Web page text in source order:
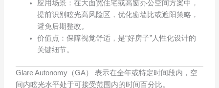
应用场景：在大面宽住宅或高窗办公空间方案中，
提前识别眩光高风险区，优化窗墙比或遮阳策略，
避免后期整改。
价值点：保障视觉舒适，是“好房子”人性化设计的
关键细节。
Glare Autonomy（GA） 表示在全年或特定时间段内，空
间内眩光水平处于可接受范围内的时间百分比。